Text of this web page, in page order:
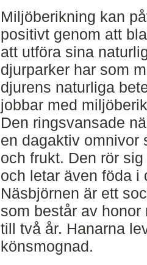
Miljöberikning kan
positivt genom att
att utföra sina
djurparker har som
djurens naturliga
jobbar med
Den ringsvansade
en dagaktiv omnivor
och frukt. Den rör
och letar även föda i
Näsbjörnen är ett
som består av
till två år. Hanarna
könsmognad.